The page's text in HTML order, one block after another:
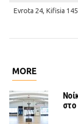
Evrota 24, Kifisia
MORE
στο